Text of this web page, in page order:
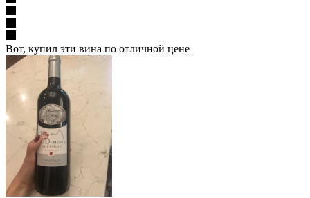
Вот, купил эти вина по отличной цене